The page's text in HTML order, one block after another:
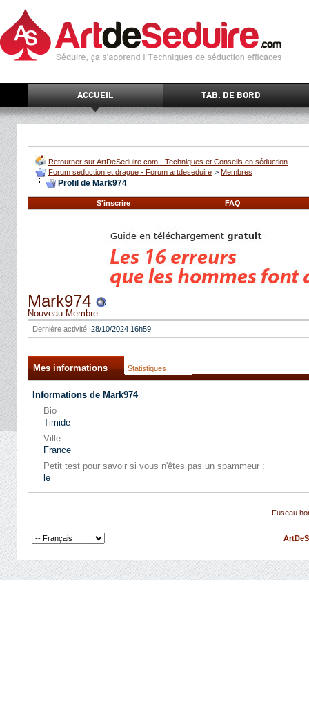
ACCUEIL TAB. DE BORD
Retourner sur ArtDeSeduire.com - Techniques et Conseils en séduction
Forum seduction et drague - Forum artdeseduire > Membres
Profil de Mark974
S'inscrire FAQ
Mark974
Nouveau Membre
Dernière activité: 28/10/2024 16h59
Mes informations Statistiques
Informations de Mark974
Bio
Timide
Ville
France
Petit test pour savoir si vous n'êtes pas un spammeur :
le
Fuseau